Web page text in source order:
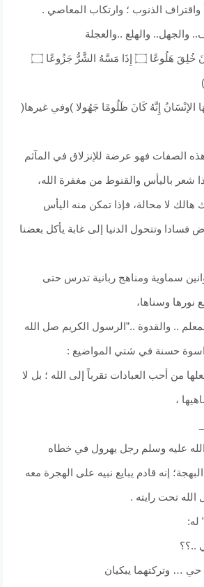
الذنوب ؛ وارتكاب المعاصي .
والجهل.. والهلع ..والعجلة
قال تعالى: (إِنَّ الْإِنْسَانَ خُلِقَ هَلُوعًا ۝ إِذَا مَسَّهُ الشَّرُّ جَزُوعًا ۝
الإنْسَانُ إِنَّهُ كَانَ ظَلُومًا جَهُولا )وفي غيرها(
هذه الصفات فهو عرضة للإنزلاق في المآثم
شعر باليأس والقنوط من مغفرة الله،
هالك لا محالة، فإذا تمكن منه اليأس
فسادا وتتحول الدنيا إلى غابة يأكل بعضنا
سماوية ومناهج ربانية تدرس حتى
نورها وسناها،
.. والقدوة ..”الرسول الكريم صل الله
اسوة حسنة في شتي المواضيع :
من أحب العبادات تقرباً إلى الله ؛ بل لا
،
عليه وسلم رجل يهرول في خطاه
إنه قادم يبايع نبيه على الهجرة معه
تحت رايته .
له:
..؟؟
حي … وتركتهما يبكيان